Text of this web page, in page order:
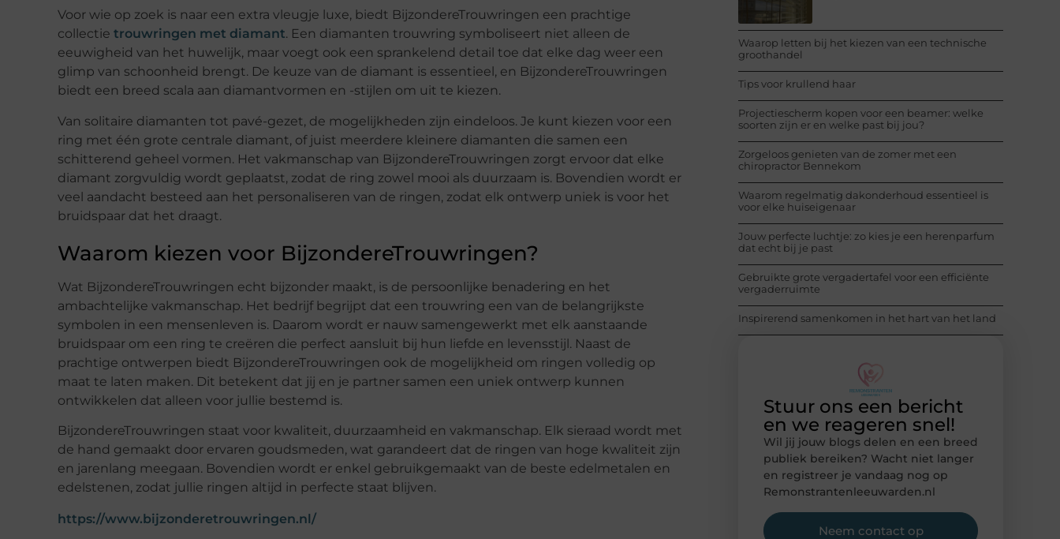
Voor wie op zoek is naar een extra vleugje luxe, biedt BijzondereTrouwringen een prachtige
collectie trouwringen met diamant. Een diamanten trouwring symboliseert niet alleen de
eeuwigheid van het huwelijk, maar voegt ook een sprankelend detail toe dat elke dag weer een
glimp van schoonheid brengt. De keuze van de diamant is essentieel, en BijzondereTrouwringen
biedt een breed scala aan diamantvormen en -stijlen om uit te kiezen.
Van solitaire diamanten tot pavé-gezet, de mogelijkheden zijn eindeloos. Je kunt kiezen voor een
ring met één grote centrale diamant, of juist meerdere kleinere diamanten die samen een
schitterend geheel vormen. Het vakmanschap van BijzondereTrouwringen zorgt ervoor dat elke
diamant zorgvuldig wordt geplaatst, zodat de ring zowel mooi als duurzaam is. Bovendien wordt er
veel aandacht besteed aan het personaliseren van de ringen, zodat elk ontwerp uniek is voor het
bruidspaar dat het draagt.
Waarom kiezen voor BijzondereTrouwringen?
Wat BijzondereTrouwringen echt bijzonder maakt, is de persoonlijke benadering en het
ambachtelijke vakmanschap. Het bedrijf begrijpt dat een trouwring een van de belangrijkste
symbolen in een mensenleven is. Daarom wordt er nauw samengewerkt met elk aanstaande
bruidspaar om een ring te creëren die perfect aansluit bij hun liefde en levensstijl. Naast de
prachtige ontwerpen biedt BijzondereTrouwringen ook de mogelijkheid om ringen volledig op
maat te laten maken. Dit betekent dat jij en je partner samen een uniek ontwerp kunnen
ontwikkelen dat alleen voor jullie bestemd is.
BijzondereTrouwringen staat voor kwaliteit, duurzaamheid en vakmanschap. Elk sieraad wordt met
de hand gemaakt door ervaren goudsmeden, wat garandeert dat de ringen van hoge kwaliteit zijn
en jarenlang meegaan. Bovendien wordt er enkel gebruikgemaakt van de beste edelmetalen en
edelstenen, zodat jullie ringen altijd in perfecte staat blijven.
https://www.bijzonderetrouwringen.nl/
Waarop letten bij het kiezen van een technische
groothandel
Tips voor krullend haar
Projectiescherm kopen voor een beamer: welke
soorten zijn er en welke past bij jou?
Zorgeloos genieten van de zomer met een
chiropractor Bennekom
Waarom regelmatig dakonderhoud essentieel is
voor elke huiseigenaar
Jouw perfecte luchtje: zo kies je een herenparfum
dat echt bij je past
Gebruikte grote vergadertafel voor een efficiënte
vergaderruimte
Inspirerend samenkomen in het hart van het land
Stuur ons een bericht
en we reageren snel!
Wil jij jouw blogs delen en een breed
publiek bereiken? Wacht niet langer
en registreer je vandaag nog op
Remonstrantenleeuwarden.nl
Neem contact op